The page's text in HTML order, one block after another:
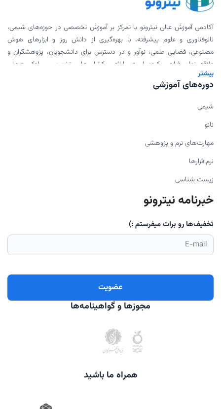
آکادمی آموزش عالی نیترونو با تمرکز بر آموزش تخصصی در حوزه‌های شیمی،
نانوفناوری و علوم پیشرفته، با بهره‌گیری از دانش روز و ابزارهای هوش
مصنوعی، فضایی علمی، نوآور و در دسترس برای دانشجویان، پژوهشگران و
علاقه‌مندان فراهم کرده است. ارائه ورکشاپ‌های تخصصی، پادکست‌های
علمی، محتوای دانلودی و همکاری با اساتید برجسته، بخشی از مأموریت ما
برای گسترش علم به شیوه‌ای مدرن و اثربخش است.
بیشتر
دوره‌های آموزشی
شیمی
نانو
مهارت‌های نرم و پژوهشی
نرم‌افزارها
زیست شناسی
خبرنامه نیترونو
تخفیف‌ها رو برات میفرستم :)
مجوزها و گواهینامه‌ها
همراه ما باشید